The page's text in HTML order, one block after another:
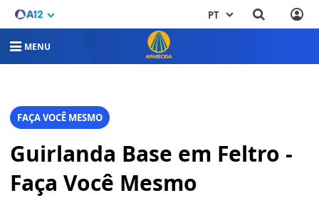
PT
MENU
FAÇA VOCÊ MESMO
Guirlanda Base em Feltro -
Faça Você Mesmo